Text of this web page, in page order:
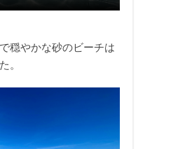
穏やかな砂のビーチは
。